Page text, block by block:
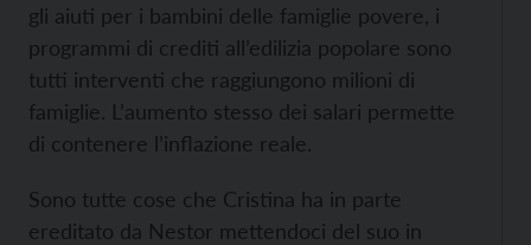
gli aiuti per i bambini delle famiglie povere, i
programmi di crediti all’edilizia popolare sono
tutti interventi che raggiungono milioni di
famiglie. L’aumento stesso dei salari permette
di contenere l’inflazione reale.
Sono tutte cose che Cristina ha in parte
ereditato da Nestor mettendoci del suo in